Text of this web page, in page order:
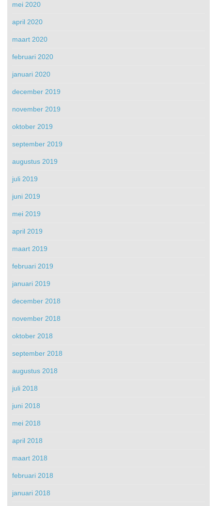
mei 2020
april 2020
maart 2020
februari 2020
januari 2020
december 2019
november 2019
oktober 2019
september 2019
augustus 2019
juli 2019
juni 2019
mei 2019
april 2019
maart 2019
februari 2019
januari 2019
december 2018
november 2018
oktober 2018
september 2018
augustus 2018
juli 2018
juni 2018
mei 2018
april 2018
maart 2018
februari 2018
januari 2018